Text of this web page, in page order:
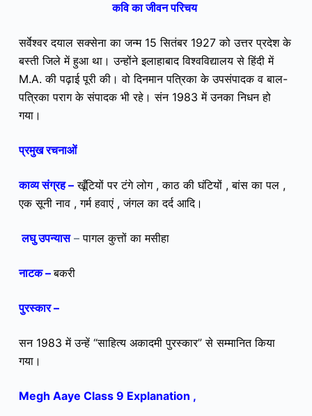
कवि का जीवन परिचय
सर्वेश्वर दयाल सक्सेना का जन्म 15 सितंबर 1927 को उत्तर प्रदेश के
बस्ती जिले में हुआ था। उन्होंने इलाहाबाद विश्वविद्यालय से हिंदी में
M.A. की पढ़ाई पूरी की। वो दिनमान पत्रिका के उपसंपादक व बाल-
पत्रिका पराग के संपादक भी रहे। संन 1983 में उनका निधन हो
गया।
प्रमुख रचनाओं
काव्य संग्रह – खूँटियों पर टंगे लोग , काठ की घंटियों , बांस का पल ,
एक सूनी नाव , गर्म हवाएं , जंगल का दर्द आदि।
लघु उपन्यास–पागल कुत्तों का मसीहा
नाटक –बकरी
पुरस्कार –
सन 1983 में उन्हें “साहित्य अकादमी पुरस्कार” से सम्मानित किया
गया।
Megh Aaye Class 9 Explanation ,